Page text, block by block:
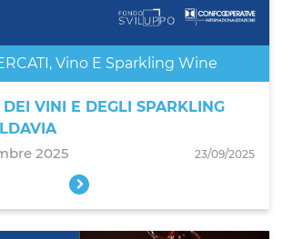
, Vino E Sparkling Wine
DEI VINI E DEGLI SPARKLING
2025
23/09/2025